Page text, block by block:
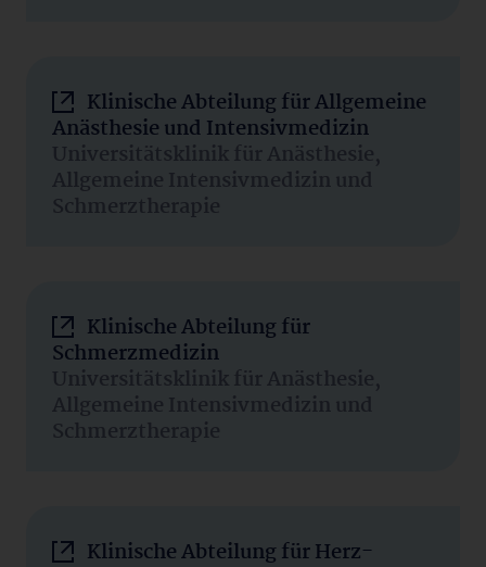
Klinische Abteilung für Allgemeine
Anästhesie und Intensivmedizin
Universitätsklinik für Anästhesie,
Allgemeine Intensivmedizin und
Schmerztherapie
Klinische Abteilung für
Schmerzmedizin
Universitätsklinik für Anästhesie,
Allgemeine Intensivmedizin und
Schmerztherapie
Klinische Abteilung für Herz-